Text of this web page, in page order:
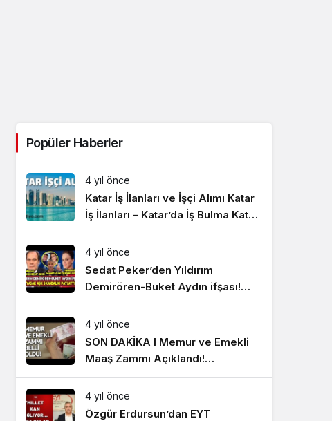
Popüler Haberler
4 yıl önce
Katar İş İlanları ve İşçi Alımı Katar
İş İlanları – Katar’da İş Bulma Katar
İşçi Alımı ve İşçi Götüren Firmalar
– Yurtdışı İş İlanları
4 yıl önce
Sedat Peker’den Yıldırım
Demirören-Buket Aydın ifşası!
Yasak aşk skandalını patlattı
#SonDakikaHaberler
4 yıl önce
SON DAKİKA I Memur ve Emekli
Maaş Zammı Açıklandı!
#SonDakikaHaberler
4 yıl önce
Özgür Erdursun’dan EYT